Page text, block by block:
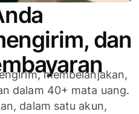
dan
membelanjakan,
dalam 40+ mata uang.
dalam satu akun,